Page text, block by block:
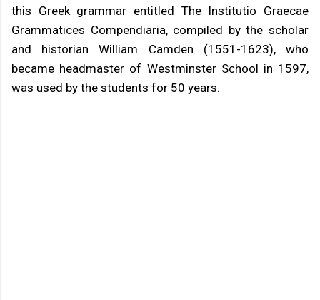
this Greek grammar entitled The Institutio Graecae
Grammatices Compendiaria, compiled by the scholar
and historian William Camden (1551-1623), who
became headmaster of Westminster School in 1597,
was used by the students for 50 years.